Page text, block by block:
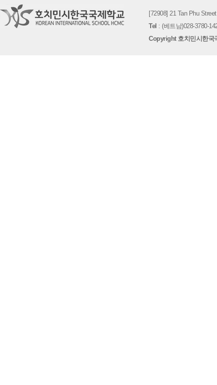
[72908] 21 Tan Phu
Tel : (베트남)028-3780-
Copyright 호치민시한국